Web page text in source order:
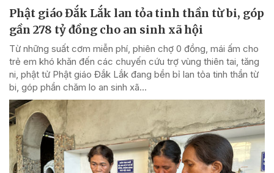
Phật giáo Đắk Lắk lan tỏa tinh thần từ bi, góp
gần 278 tỷ đồng cho an sinh xã hội
Từ những suất cơm miễn phí, phiên chợ 0 đồng, mái ấm cho
trẻ em khó khăn đến các chuyến cứu trợ vùng thiên tai, tăng
ni, phật tử Phật giáo Đắk Lắk đang bền bỉ lan tỏa tinh thần từ
bi, góp phần chăm lo an sinh xã...